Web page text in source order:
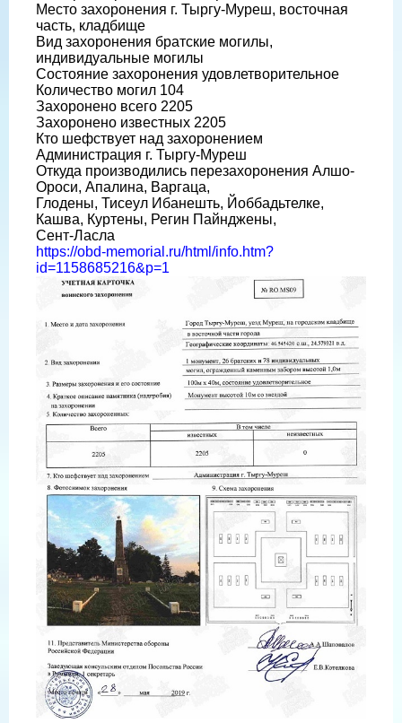
Место захоронения г. Тыргу-Муреш, восточная
часть, кладбище
Вид захоронения братские могилы,
индивидуальные могилы
Состояние захоронения удовлетворительное
Количество могил 104
Захоронено всего 2205
Захоронено известных 2205
Кто шефствует над захоронением
Администрация г. Тыргу-Муреш
Откуда производились перезахоронения Алшо-
Ороси, Апалина, Варгаца,
Глодены, Тисеул Ибанешть, Йоббадьтелке,
Кашва, Куртены, Регин Пайнджены,
Сент-Ласла
https://obd-memorial.ru/html/info.htm?
id=1158685216&p=1